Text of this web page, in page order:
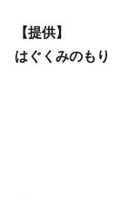
【提供】
はぐくみのもり